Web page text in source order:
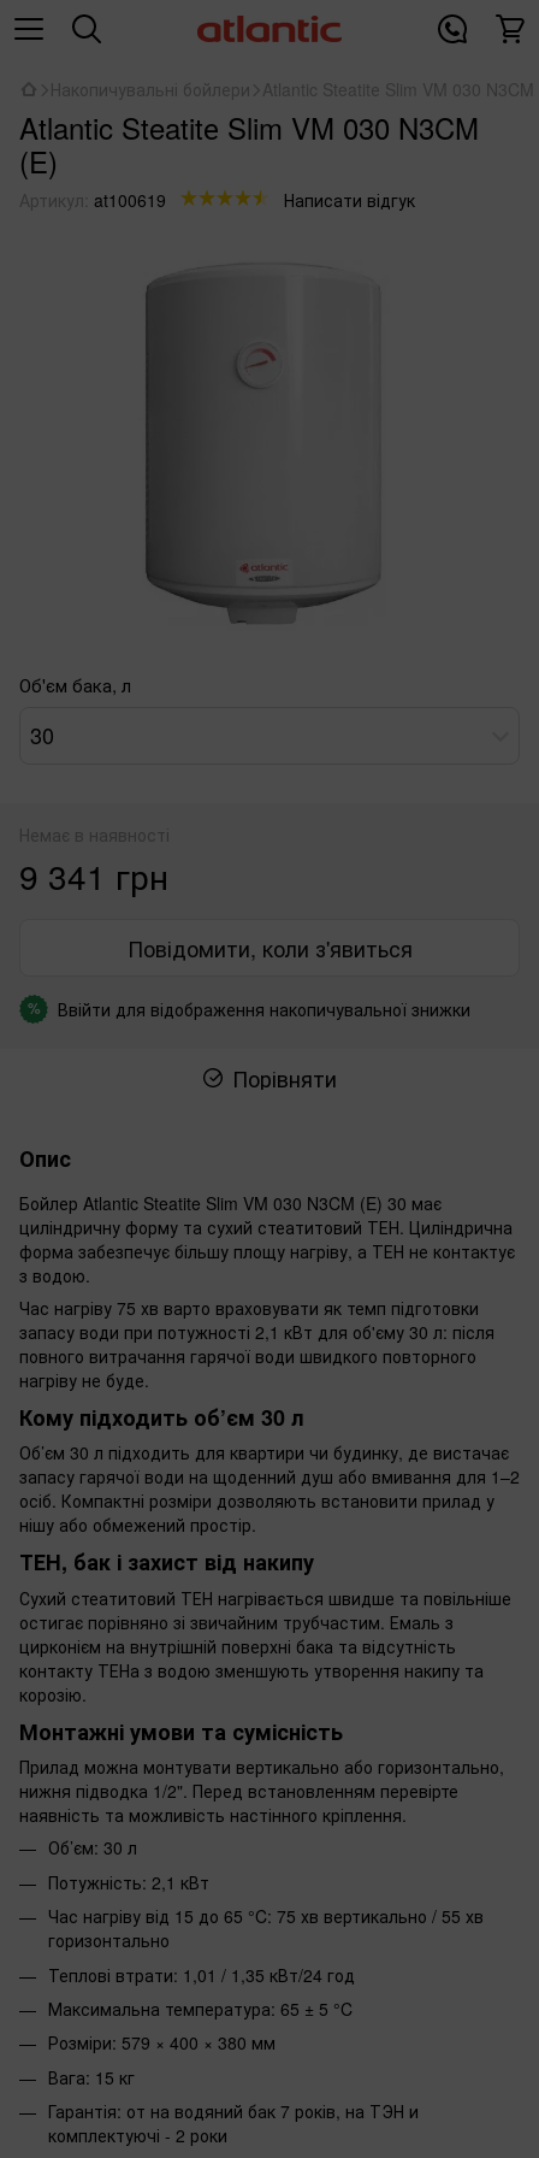
Накопичувальні бойлери Atlantic Steatitе Slim VM 030 N3CM
Atlantic Steatitе Slim VM 030 N3CM
(E)
Артикул: at100619 Написати відгук
Об'єм бака, л
30
Немає в наявності
9 341 грн
Повідомити, коли з'явиться
% Ввійти для відображення накопичувальної знижки
Порівняти
Опис
Бойлер Atlantic Steatite Slim VM 030 N3CM (E) 30 має
циліндричну форму та сухий стеатитовий ТЕН. Циліндрична
форма забезпечує більшу площу нагріву, а ТЕН не контактує
з водою.
Час нагріву 75 хв варто враховувати як темп підготовки
запасу води при потужності 2,1 кВт для об'єму 30 л: після
повного витрачання гарячої води швидкого повторного
нагріву не буде.
Кому підходить об’єм 30 л
Об’єм 30 л підходить для квартири чи будинку, де вистачає
запасу гарячої води на щоденний душ або вмивання для 1–2
осіб. Компактні розміри дозволяють встановити прилад у
нішу або обмежений простір.
ТЕН, бак і захист від накипу
Сухий стеатитовий ТЕН нагрівається швидше та повільніше
остигає порівняно зі звичайним трубчастим. Емаль з
цирконієм на внутрішній поверхні бака та відсутність
контакту ТЕНа з водою зменшують утворення накипу та
корозію.
Монтажні умови та сумісність
Прилад можна монтувати вертикально або горизонтально,
нижня підводка 1/2". Перед встановленням перевірте
наявність та можливість настінного кріплення.
Об’єм: 30 л
Потужність: 2,1 кВт
Час нагріву від 15 до 65 °C: 75 хв вертикально / 55 хв
горизонтально
Теплові втрати: 1,01 / 1,35 кВт/24 год
Максимальна температура: 65 ± 5 °C
Розміри: 579 × 400 × 380 мм
Вага: 15 кг
Гарантія: от на водяний бак 7 років, на ТЭН и
комплектуючі - 2 роки